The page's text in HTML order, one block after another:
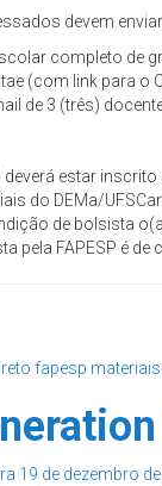
devem
completo de
(com link para o
de 3 (três)
estar
do DEMa/UFSCar.
de bolsista
pela FAPESP é de
fapesp
19 de dezembro